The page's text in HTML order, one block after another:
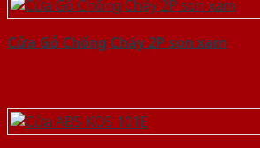
Cửa Gỗ Chống Cháy 2P son xam